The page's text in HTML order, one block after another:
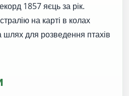
1857 яєць за рік.
на карті в колах
шлях для розведення птахів